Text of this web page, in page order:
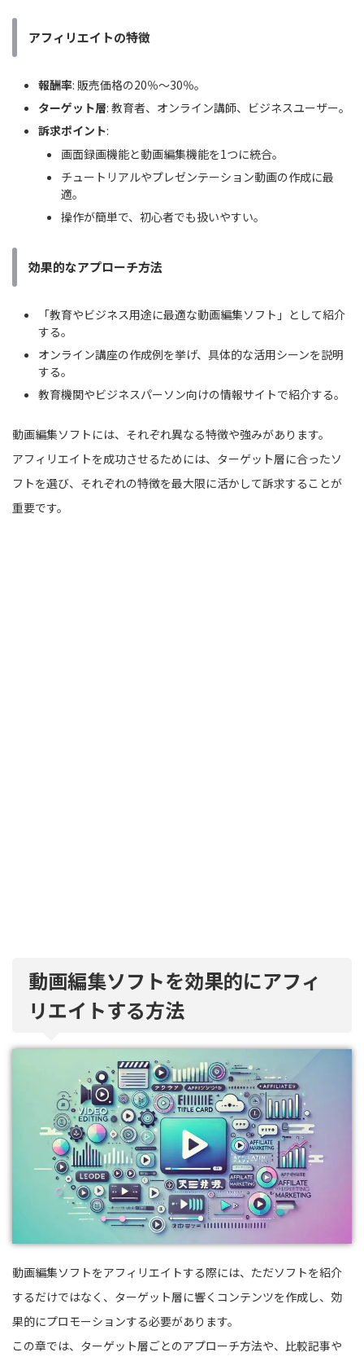
アフィリエイトの特徴
報酬率: 販売価格の20％〜30％。
ターゲット層: 教育者、オンライン講師、ビジネスユーザー。
訴求ポイント:
画面録画機能と動画編集機能を1つに統合。
チュートリアルやプレゼンテーション動画の作成に最
適。
操作が簡単で、初心者でも扱いやすい。
効果的なアプローチ方法
「教育やビジネス用途に最適な動画編集ソフト」として紹介
する。
オンライン講座の作成例を挙げ、具体的な活用シーンを説明
する。
教育機関やビジネスパーソン向けの情報サイトで紹介する。
動画編集ソフトには、それぞれ異なる特徴や強みがあります。
アフィリエイトを成功させるためには、ターゲット層に合ったソ
フトを選び、それぞれの特徴を最大限に活かして訴求することが
重要です。
動画編集ソフトを効果的にアフィ
リエイトする方法
動画編集ソフトをアフィリエイトする際には、ただソフトを紹介
するだけではなく、ターゲット層に響くコンテンツを作成し、効
果的にプロモーションする必要があります。
この章では、ターゲット層ごとのアプローチ方法や、比較記事や